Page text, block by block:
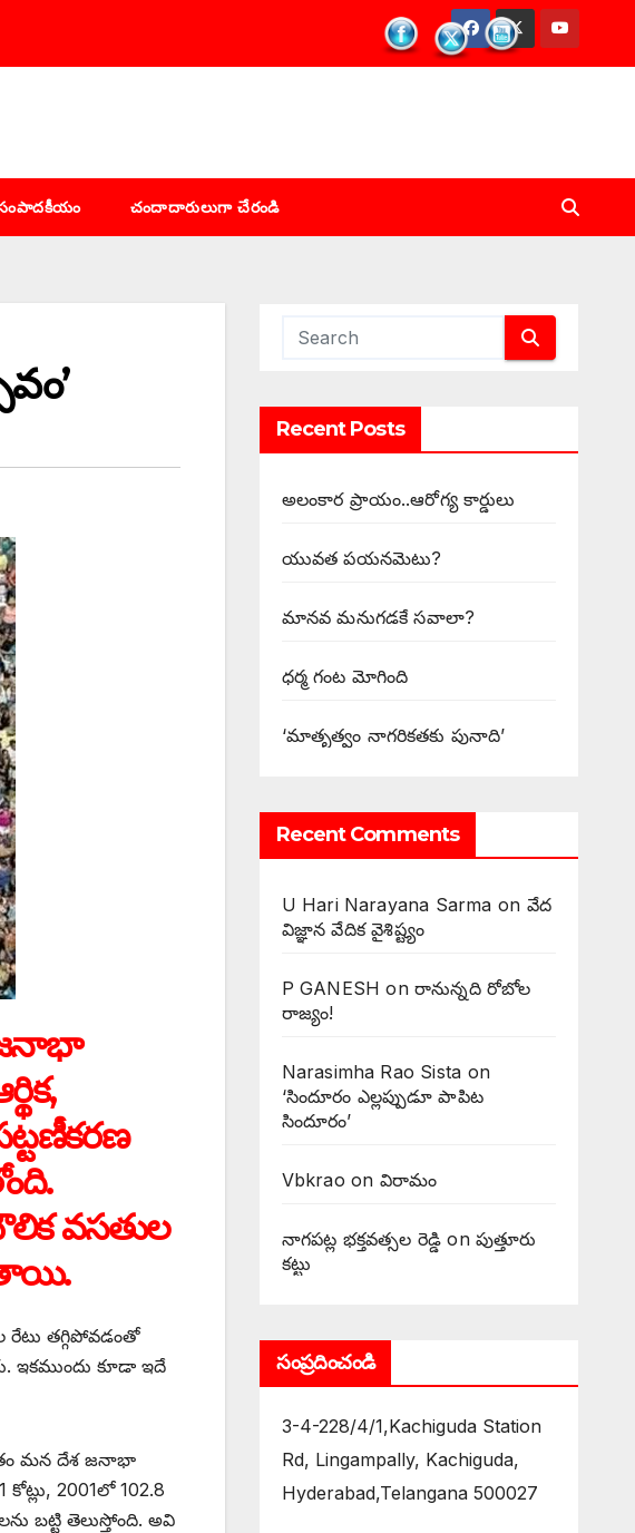
చందాదారులుగా చేరండి
జనాభా
వసతుల
తగ్గిపోవడంతో
ఇకముందు కూడా ఇదే
మన దేశ జనాభా
కోట్లు, 2001లో 102.8
బట్టి తెలుస్తోంది. అవి
Recent Posts
అలంకార ప్రాయం..ఆరోగ్య కార్డులు
యువత పయనమెటు?
మానవ మనుగడకే సవాలా?
ధర్మ గంట మోగింది
‘మాతృత్వం నాగరికతకు పునాది’
Recent Comments
U Hari Narayana Sarma on వేద
విజ్ఞాన వేదిక వైశిష్ట్యం
P GANESH on ‌రానున్నది రోబోల
రాజ్యం!
Narasimha Rao Sista on
‘సిందూరం ఎల్లప్పుడూ పాపిట
సిందూరం’
Vbkrao on విరామం
నాగపట్ల భక్తవత్సల రెడ్డి on పుత్తూరు
కట్టు
సంప్రదించండి
3-4-228/4/1,Kachiguda Station
Rd, Lingampally, Kachiguda,
Hyderabad,Telangana 500027